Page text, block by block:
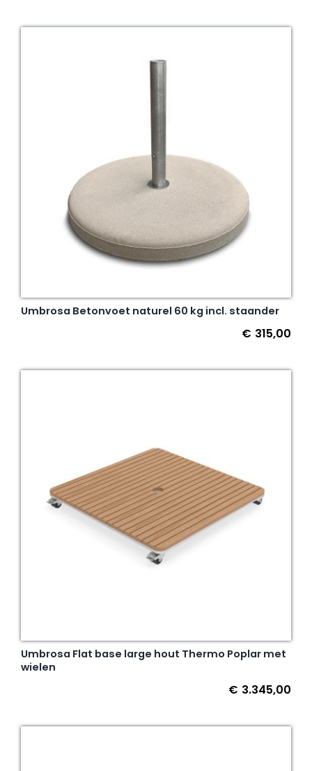
Umbrosa Betonvoet naturel 60 kg incl. staander
€ 315,00
Umbrosa Flat base large hout Thermo Poplar met
wielen
€ 3.345,00